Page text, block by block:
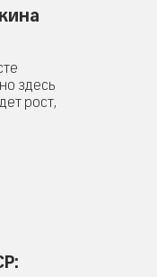
здесь
рост,